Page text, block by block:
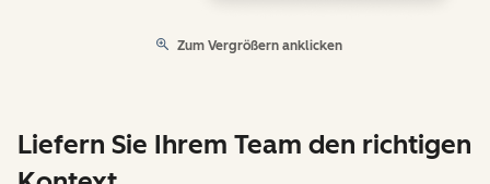
Zum Vergrößern anklicken
Liefern Sie Ihrem Team den richtigen